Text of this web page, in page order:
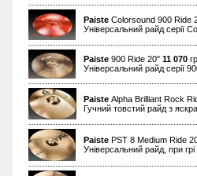
Paiste Colorsound 900 Ride
Універсальний райд серії
Paiste 900 Ride 20" 11 070
Універсальний райд серії
Paiste Alpha Brilliant Rock
Гучний товстий райд з
Paiste PST 8 Medium Ride
Універсальний райд, при